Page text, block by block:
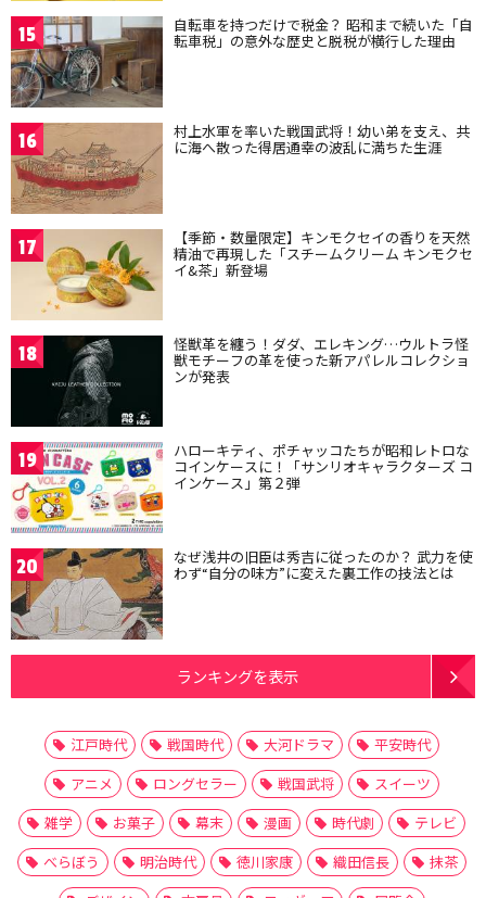
15 自転車を持つだけで税金？ 昭和まで続いた「自
転車税」の意外な歴史と脱税が横行した理由
16 村上水軍を率いた戦国武将！幼い弟を支え、共
に海へ散った得居通幸の波乱に満ちた生涯
17 【季節・数量限定】キンモクセイの香りを天然
精油で再現した「スチームクリーム キンモクセ
イ&茶」新登場
18 怪獣革を纏う！ダダ、エレキング…ウルトラ怪
獣モチーフの革を使った新アパレルコレクショ
ンが発表
19 ハローキティ、ポチャッコたちが昭和レトロな
コインケースに！「サンリオキャラクターズ コ
インケース」第２弾
20 なぜ浅井の旧臣は秀吉に従ったのか？ 武力を使
わず“自分の味方”に変えた裏工作の技法とは
ランキングを表示
江戸時代 戦国時代 大河ドラマ
平安時代
アニメ
ロングセラー 戦国武将
スイーツ
雑学
お菓子 幕末 漫画 時代劇
テレビ
べらぼう
明治時代 徳川家康 織田信長
抹茶